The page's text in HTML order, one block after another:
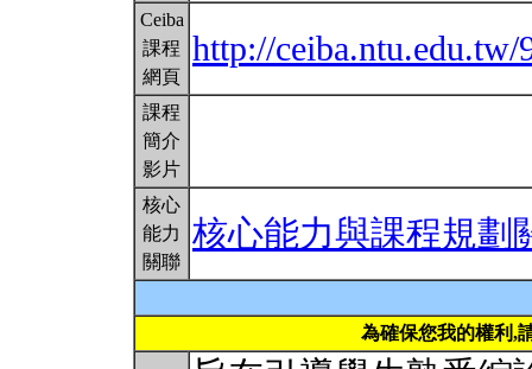
Ceiba
課程
網頁
http://ceiba.ntu.edu.tw/
課程
簡介
影片
核心
能力
關聯
核心能力與課程規劃
為確保您我的權利,